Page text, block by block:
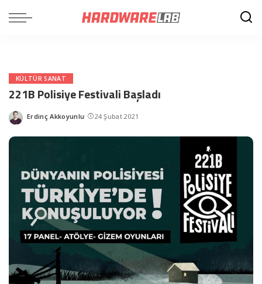
KÜLTÜR SANAT
221B Polisiye Festivali Başladı
Posted
Erdinç Akkoyunlu 24 Şubat 2021